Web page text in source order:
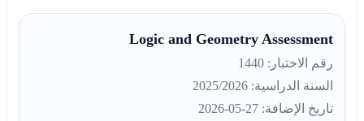
Logic and Geometry Assessment
رقم الاختبار: 1440
السنة الدراسية: 2025/2026
تاريخ الإضافة: 27-05-2026